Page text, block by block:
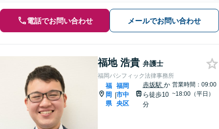
電話でお問い合わせ メールでお問い合わせ
福地 浩貴 弁護士
福岡パシフィック法律事務所
福
岡
県
|
福岡
市中
央区
赤坂駅 か
ら徒歩10
分
営業時間：09:00
~18:00（平日）